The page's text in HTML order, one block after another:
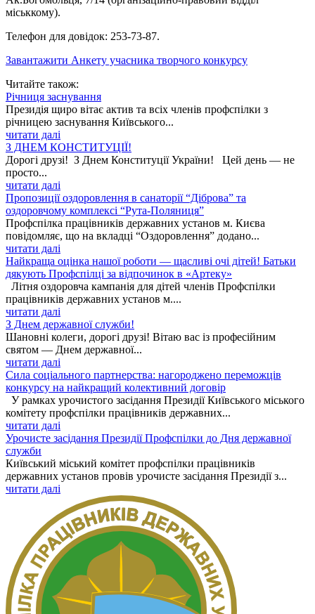
міськкому).
Телефон для довідок: 253-73-87.
Завантажити Анкету учасника творчого конкурсу
Читайте також:
Річниця заснування
Президія щиро вітає актив та всіх членів профспілки з
річницею заснування Київського...
читати далі
З ДНЕМ КОНСТИТУЦІЇ!
Дорогі друзі! З Днем Конституції України! Цей день — не
просто...
читати далі
Пропозиції оздоровлення в санаторії “Діброва” та
оздоровчому комплексі “Рута-Поляниця”
Профспілка працівників державних установ м. Києва
повідомляє, що на вкладці “Оздоровлення” додано...
читати далі
Найкраща оцінка нашої роботи — щасливі очі дітей! Батьки
дякують Профспілці за відпочинок в «Артеку»
Літня оздоровча кампанія для дітей членів Профспілки
працівників державних установ м....
читати далі
З Днем державної служби!
Шановні колеги, дорогі друзі! Вітаю вас із професійним
святом — Днем державної...
читати далі
Сила соціального партнерства: нагороджено переможців
конкурсу на найкращий колективний договір
У рамках урочистого засідання Президії Київського міського
комітету профспілки працівників державних...
читати далі
Урочисте засідання Президії Профспілки до Дня державної
служби
Київський міський комітет профспілки працівників
державних установ провів урочисте засідання Президії з...
читати далі